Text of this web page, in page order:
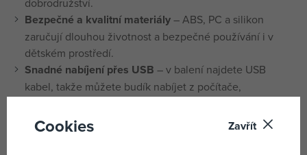
Bezpečné a kvalitní materiály– ABS, PC a silikon
zaručují dlouhou životnost a bezpečné používání i v
dětském prostředí.
Snadné nabíjení přes USB – v balení najdete USB
kabel, takže můžete budík nabíjet z počítače,
Dlouhá výdrž – plně nabitý budík vydrží až 380 hodin =
spoustu klidných rán bez starostí o baterii.
Cookies Zavřít